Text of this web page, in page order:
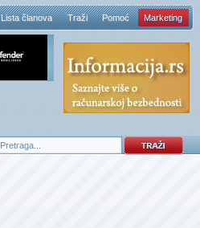
Lista članova Traži Pomoć Marketing